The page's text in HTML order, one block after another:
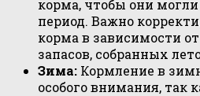
корма, чтобы они
период. Важно
корма в зависимости
запасов, собранных
Зима: Кормление в
особого внимания, так